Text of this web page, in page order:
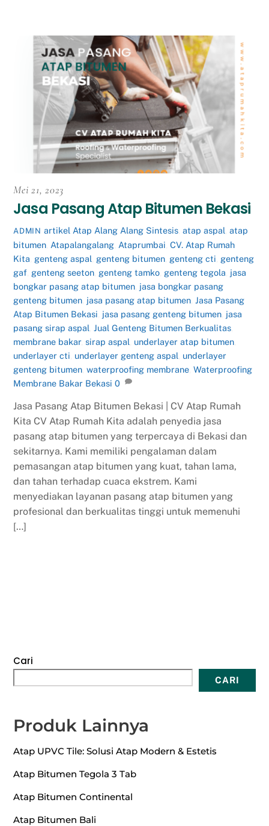
Mei 21, 2023
Jasa Pasang Atap Bitumen Bekasi
ADMIN artikel Atap Alang Alang Sintesis, atap aspal atap
bitumen Atapalangalang Ataprumbai ,CV. Atap Rumah
Kita genteng aspal genteng bitumen genteng cti genteng
gaf genteng seeton genteng tamko genteng tegola jasa
bongkar pasang atap bitumen jasa bongkar pasang
genteng bitumen jasa pasang atap bitumen ,Jasa Pasang
Atap Bitumen Bekasi jasa pasang genteng bitumen jasa
pasang sirap aspal ,Jual Genteng Bitumen Berkualitas
membrane bakar,sirap aspal underlayer atap bitumen
underlayer cti underlayer genteng aspal underlayer
genteng bitumen ,waterproofing membrane ,Waterproofing
Membrane Bakar Bekasi 0
Jasa Pasang Atap Bitumen Bekasi | CV Atap Rumah
Kita CV Atap Rumah Kita adalah penyedia jasa
pasang atap bitumen yang terpercaya di Bekasi dan
sekitarnya. Kami memiliki pengalaman dalam
pemasangan atap bitumen yang kuat, tahan lama,
dan tahan terhadap cuaca ekstrem. Kami
menyediakan layanan pasang atap bitumen yang
profesional dan berkualitas tinggi untuk memenuhi
[…]
Cari
CARI
Produk Lainnya
Atap UPVC Tile: Solusi Atap Modern & Estetis
Atap Bitumen Tegola 3 Tab
Atap Bitumen Continental
Atap Bitumen Bali